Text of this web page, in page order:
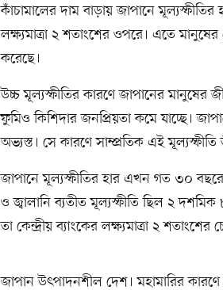
কাঁচামালের দাম বাড়ায় জাপানে
লক্ষ্যমাত্রা ২ শতাংশের ওপরে। এতে
করেছে।
উচ্চ মূল্যস্ফীতির কারণে জাপানের মানুষের
ফুমিও কিশিদার জনপ্রিয়তা কমে যাচ্ছে।
অভ্যস্ত। সে কারণে সাম্প্রতিক এই
জাপানে মূল্যস্ফীতির হার এখন গত ৩০
ও জ্বালানি ব্যতীত মূল্যস্ফীতি ছিল ২
তা কেন্দ্রীয় ব্যাংকের লক্ষ্যমাত্রা ২ শতাংশের
জাপান উৎপাদনশীল দেশ। মহামারির কারণে